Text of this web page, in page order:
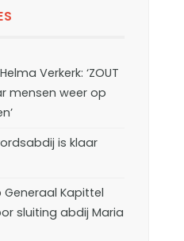
Helma Verkerk: ‘ZOUT
mensen weer op
is klaar
Generaal Kapittel
sluiting abdij Maria